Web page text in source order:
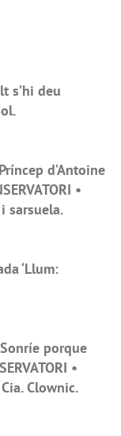
s’hi deu
d’Antoine
•
sarsuela.
‘Llum:
porque
•
Clownic.